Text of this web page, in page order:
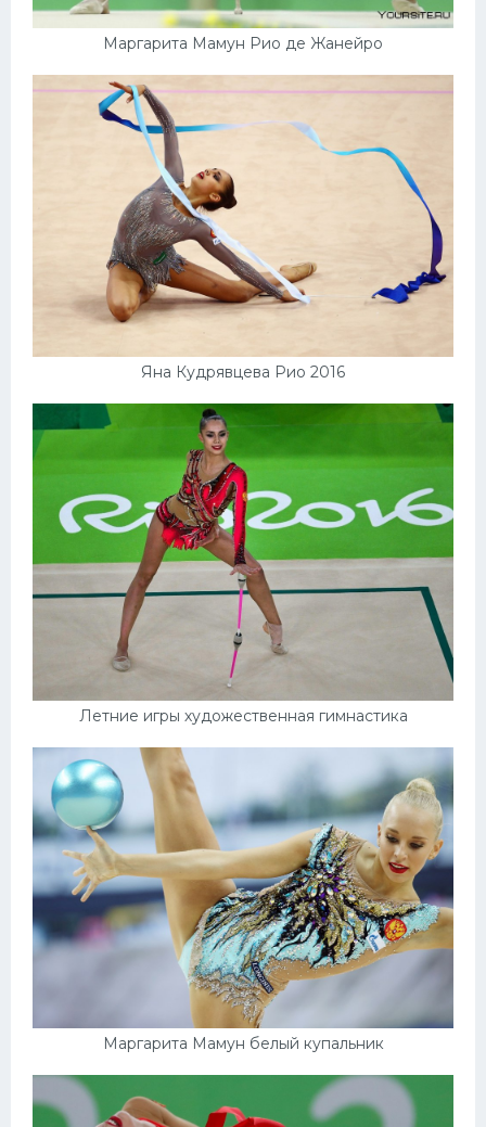
Маргарита Мамун Рио де Жанейро
Яна Кудрявцева Рио 2016
Летние игры художественная гимнастика
Маргарита Мамун белый купальник